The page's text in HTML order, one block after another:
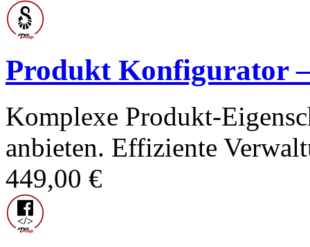
Produkt Konfigurator
Komplexe Produkt-
anbieten. Effiziente
449,00 €